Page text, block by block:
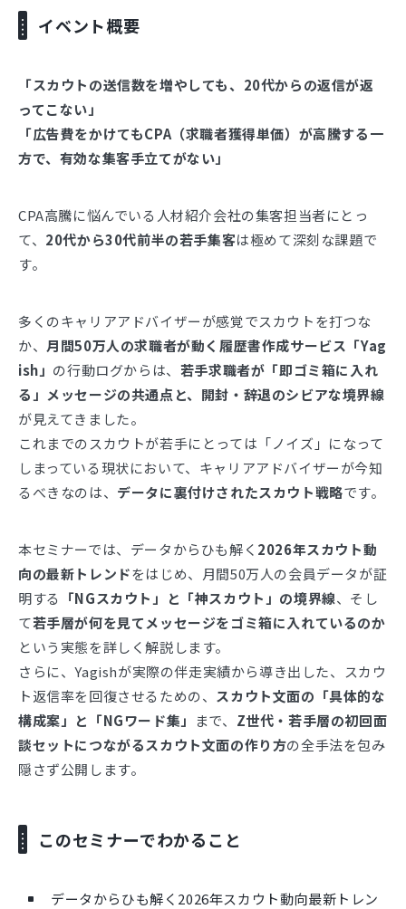
イベント概要
「スカウトの送信数を増やしても、20代からの返信が返
ってこない」
「広告費をかけてもCPA（求職者獲得単価）が高騰する一
方で、有効な集客手立てがない」
CPA高騰に悩んでいる人材紹介会社の集客担当者にとっ
て、 20代から30代前半の若手集客は極めて深刻な課題で
す。
多くのキャリアアドバイザーが感覚でスカウトを打つな
か、 月間50万人の求職者が動く履歴書作成サービス「Yag
ish」 の行動ログからは、 若手求職者が「即ゴミ箱に入れ
る」メッセージの共通点と、開封・辞退のシビアな境界線
が見えてきました。
これまでのスカウトが若手にとっては「ノイズ」になって
しまっている現状において、キャリアアドバイザーが今知
るべきなのは、 データに裏付けされたスカウト戦略です。
本セミナーでは、データからひも解く 2026年スカウト動
向の最新トレンドをはじめ、月間50万人の会員データが証
明する
「NGスカウト」と「神スカウト」の境界線、そし
て若手層が何を見てメッセージをゴミ箱に入れているのか
という実態を詳しく解説します。
さらに、Yagishが実際の伴走実績から導き出した、スカウ
ト返信率を回復させるための、 スカウト文面の「具体的な
構成案」と「NGワード集」
まで、 Z世代・若手層の初回面
談セットにつながるスカウト文面の作り方の全手法を包み
隠さず公開します。
このセミナーでわかること
データからひも解く2026年スカウト動向最新トレン